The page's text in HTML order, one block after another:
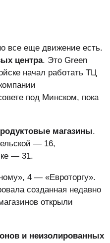
все еще движение есть.
центра. Это Green
начал работать ТЦ
под Минском, пока
магазины.
— 16,
— 31.
4 — «Евроторгу».
созданная недавно
открыли
и неизолированных